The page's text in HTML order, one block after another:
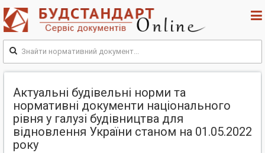
Актуальні будівельні норми та
нормативні документи національного
рівня у галузі будівництва для
відновлення України станом на 01.05.2022
року